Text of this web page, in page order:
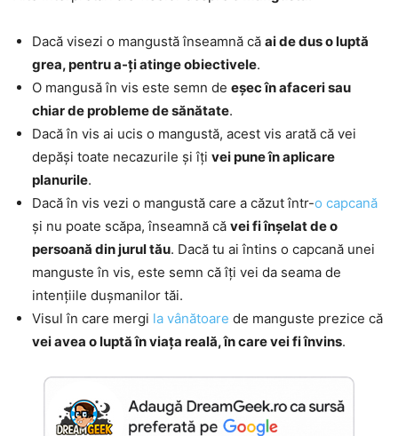
Dacă visezi o mangustă înseamnă că ai de dus o luptă
grea, pentru a-ți atinge obiectivele.
O mangusă în vis este semn de eșec în afaceri sau
chiar de probleme de sănătate.
Dacă în vis ai ucis o mangustă, acest vis arată că vei
depăși toate necazurile și îți vei pune în aplicare
planurile.
Dacă în vis vezi o mangustă care a căzut într-o capcană
și nu poate scăpa, înseamnă că vei fi înșelat de o
persoană din jurul tău. Dacă tu ai întins o capcană unei
manguste în vis, este semn că îți vei da seama de
intențiile dușmanilor tăi.
Visul în care mergi la vânătoare de manguste prezice că
vei avea o luptă în viața reală, în care vei fi învins.